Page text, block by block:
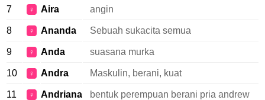
7 ♀ Aira angin
8 ♀ Ananda Sebuah sukacita semua
9 ♀ Anda suasana murka
10 ♀ Andra Maskulin, berani, kuat
11 ♀ Andriana bentuk perempuan berani pria andrew